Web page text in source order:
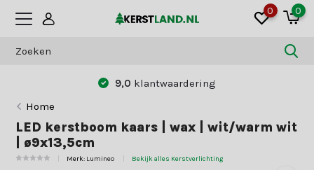
0 0
9,0 klantwaardering
Home
LED kerstboom kaars | wax | wit/warm wit
| ø9x13,5cm
Merk: Lumineo Bekijk alles Kerstverlichting